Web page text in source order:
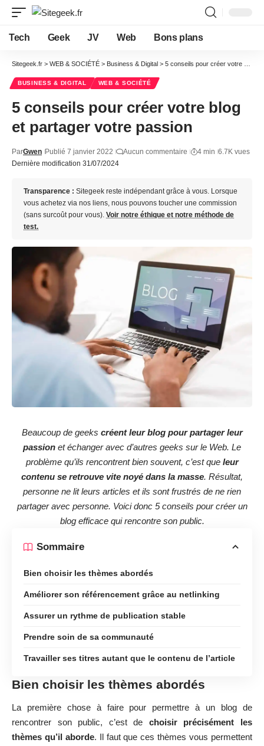
Tech Geek JV Web Bons plans
Sitegeek.fr > WEB & SOCIÉTÉ > Business & Digital > 5 conseils pour créer votre blog et partager votre passion
BUSINESS & DIGITAL WEB & SOCIÉTÉ
5 conseils pour créer votre blog
et partager votre passion
Dernière modification 31/07/2024
ParGwen Publié 7 janvier 2022 Aucun commentaire 4 min 6.7K vues
Transparence : Sitegeek reste indépendant grâce à vous. Lorsque
vous achetez via nos liens, nous pouvons toucher une commission
(sans surcoût pour vous). Voir notre éthique et notre méthode de
test.
Beaucoup de geeks créent leur blog pour partager leur
passion et échanger avec d’autres geeks sur le Web. Le
problème qu’ils rencontrent bien souvent, c’est que leur
contenu se retrouve vite noyé dans la masse. Résultat,
personne ne lit leurs articles et ils sont frustrés de ne rien
partager avec personne. Voici donc 5 conseils pour créer un
blog efficace qui rencontre son public.
Sommaire
Bien choisir les thèmes abordés
Améliorer son référencement grâce au netlinking
Assurer un rythme de publication stable
Prendre soin de sa communauté
Travailler ses titres autant que le contenu de l’article
Bien choisir les thèmes abordés
La première chose à faire pour permettre à un blog de
rencontrer son public, c’est de choisir précisément les
thèmes qu’il aborde. Il faut que ces thèmes vous permettent